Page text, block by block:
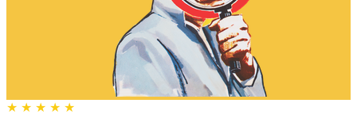
★ ★ ★ ★ ★